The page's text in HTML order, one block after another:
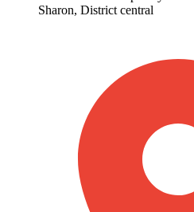
Sharon, District central